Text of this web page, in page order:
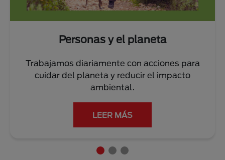
Personas y el planeta
Trabajamos diariamente con acciones para
cuidar del planeta y reducir el impacto
ambiental.
LEER MÁS